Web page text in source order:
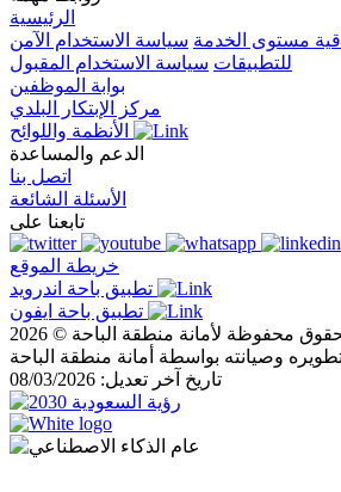
الرئيسية
مستوى الخدمة سياسة الاستخدام الآمن
للتطبيقات سياسة الاستخدام المقبول
بوابة الموظفين
مركز الإبتكار البلدي
الدعم والمساعدة
اتصل بنا
الأسئلة الشائعة
تابعنا على
خريطة الموقع
محفوظة لأمانة منطقة الباحة © 2026
وصيانته بواسطة أمانة منطقة الباحة
تاريخ آخر تعديل: 08/03/2026